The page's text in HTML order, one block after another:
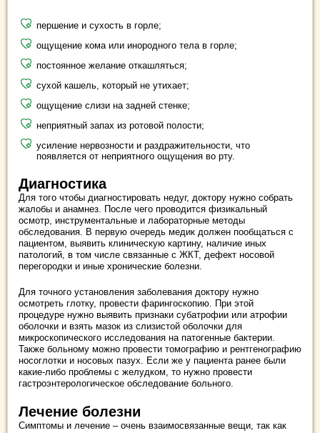
першение и сухость в горле;
ощущение кома или инородного тела в горле;
постоянное желание откашляться;
сухой кашель, который не утихает;
ощущение слизи на задней стенке;
неприятный запах из ротовой полости;
усиление нервозности и раздражительности, что
появляется от неприятного ощущения во рту.
Диагностика
Для того чтобы диагностировать недуг, доктору нужно собрать
жалобы и анамнез. После чего проводится физикальный
осмотр, инструментальные и лабораторные методы
обследования. В первую очередь медик должен пообщаться с
пациентом, выявить клиническую картину, наличие иных
патологий, в том числе связанные с ЖКТ, дефект носовой
перегородки и иные хронические болезни.
Для точного установления заболевания доктору нужно
осмотреть глотку, провести фарингоскопию. При этой
процедуре нужно выявить признаки субатрофии или атрофии
оболочки и взять мазок из слизистой оболочки для
микроскопического исследования на патогенные бактерии.
Также больному можно провести томографию и рентгенографию
носоглотки и носовых пазух. Если же у пациента ранее были
какие-либо проблемы с желудком, то нужно провести
гастроэнтерологическое обследование больного.
Лечение болезни
Симптомы и лечение – очень взаимосвязанные вещи, так как